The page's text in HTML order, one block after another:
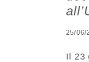
25/06/
Il 23